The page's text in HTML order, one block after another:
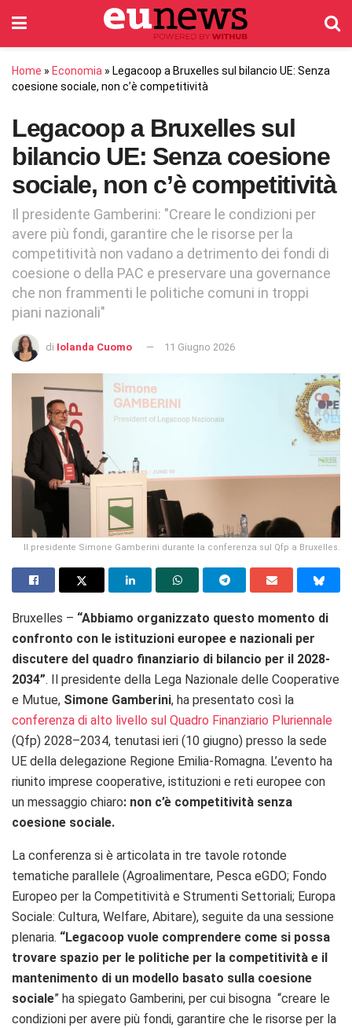
Home » Economia » Legacoop a Bruxelles sul bilancio UE: Senza
coesione sociale, non c’è competitività
Legacoop a Bruxelles sul
bilancio UE: Senza coesione
sociale, non c’è competitività
Il presidente Gamberini: "Creare le condizioni per
avere più fondi, garantire che le risorse per la
competitività non vadano a detrimento dei fondi di
coesione o della PAC e preservare una governance
che non frammenti le politiche comuni in troppi
piani nazionali"
di Iolanda Cuomo 11 Giugno 2026
Il presidente Simone Gamberini durante la conferenza sul Qfp a Bruxelles.
Bruxelles – “Abbiamo organizzato questo momento di
confronto con le istituzioni europee e nazionali per
discutere del quadro finanziario di bilancio per il 2028-
2034”. Il presidente della Lega Nazionale delle Cooperative
e Mutue, Simone Gamberini, ha presentato così la
conferenza di alto livello sul Quadro Finanziario Pluriennale
(Qfp) 2028–2034, tenutasi ieri (10 giugno) presso la sede
UE della delegazione Regione Emilia-Romagna. L’evento ha
riunito imprese cooperative, istituzioni e reti europee con
un messaggio chiaro: non c’è competitività senza
coesione sociale.
La conferenza si è articolata in tre tavole rotonde
tematiche parallele (Agroalimentare, Pesca eGDO; Fondo
Europeo per la Competitività e Strumenti Settoriali; Europa
Sociale: Cultura, Welfare, Abitare), seguite da una sessione
plenaria. “Legacoop vuole comprendere come si possa
trovare spazio per le politiche per la competitività e il
mantenimento di un modello basato sulla coesione
sociale” ha spiegato Gamberini, per cui bisogna “creare le
condizioni per avere più fondi, garantire che le risorse per la